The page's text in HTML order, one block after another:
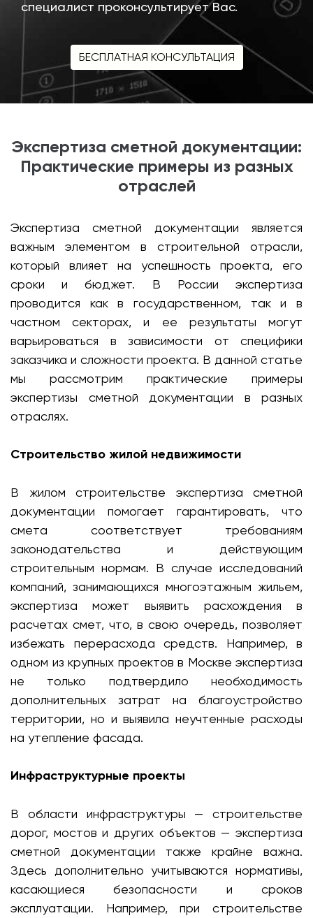
специалист проконсультирует Вас.
БЕСПЛАТНАЯ КОНСУЛЬТАЦИЯ
Экспертиза сметной документации:
Практические примеры из разных
отраслей
Экспертиза сметной документации является
важным элементом в строительной отрасли,
который влияет на успешность проекта, его
сроки и бюджет. В России экспертиза
проводится как в государственном, так и в
частном секторах, и ее результаты могут
варьироваться в зависимости от специфики
заказчика и сложности проекта. В данной статье
мы рассмотрим практические примеры
экспертизы сметной документации в разных
отраслях.
Строительство жилой недвижимости
В жилом строительстве экспертиза сметной
документации помогает гарантировать, что
смета соответствует требованиям
законодательства и действующим
строительным нормам. В случае исследований
компаний, занимающихся многоэтажным жильем,
экспертиза может выявить расхождения в
расчетах смет, что, в свою очередь, позволяет
избежать перерасхода средств. Например, в
одном из крупных проектов в Москве экспертиза
не только подтвердило необходимость
дополнительных затрат на благоустройство
территории, но и выявила неучтенные расходы
на утепление фасада.
Инфраструктурные проекты
В области инфраструктуры — строительстве
дорог, мостов и других объектов — экспертиза
сметной документации также крайне важна.
Здесь дополнительно учитываются нормативы,
касающиеся безопасности и сроков
эксплуатации. Например, при строительстве